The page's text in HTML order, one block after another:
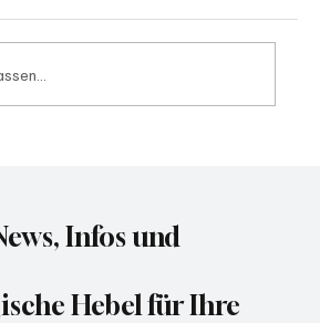
Infos und
Hebel für Ihre